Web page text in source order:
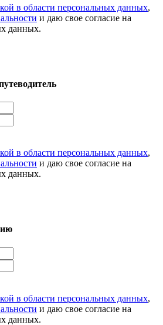
в области персональных данных,
и даю свое согласие на
данных.
в области персональных данных,
и даю свое согласие на
данных.
в области персональных данных,
и даю свое согласие на
данных.